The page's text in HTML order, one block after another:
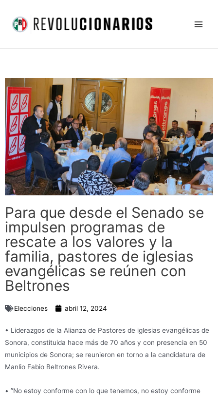
contenido
Para que desde el Senado se
impulsen programas de
rescate a los valores y la
familia, pastores de iglesias
evangélicas se reúnen con
Beltrones
Elecciones abril 12, 2024
• Liderazgos de la Alianza de Pastores de iglesias evangélicas de
Sonora, constituida hace más de 70 años y con presencia en 50
municipios de Sonora; se reunieron en torno a la candidatura de
Manlio Fabio Beltrones Rivera.
• ”No estoy conforme con lo que tenemos, no estoy conforme